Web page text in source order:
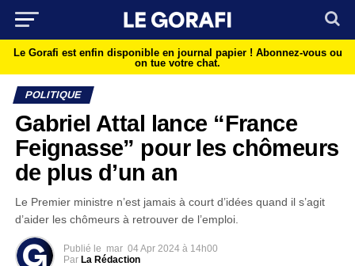
Le Gorafi est enfin disponible en journal papier ! Abonnez-vous ou
on tue votre chat.
POLITIQUE
Gabriel Attal lance “France
Feignasse” pour les chômeurs
de plus d’un an
Le Premier ministre n’est jamais à court d’idées quand il s’agit
d’aider les chômeurs à retrouver de l’emploi.
Publié le mar 04 Apr 2024 à 14h00
Par La Rédaction